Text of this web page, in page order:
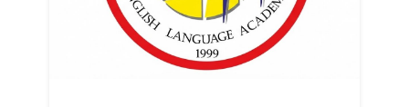
معرفی متخصصان منابع انسانی
معرفی مشاغل